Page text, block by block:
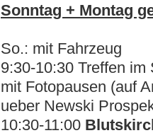
Sonntag + Montag
So.: mit Fahrzeug
9:30-10:30 Treffen
mit Fotopausen (auf
ueber Newski
10:30-11:00